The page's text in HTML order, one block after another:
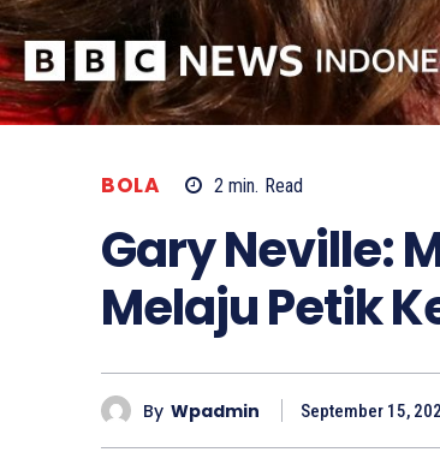
BOLA 2 min. Read
Gary Neville:
Melaju Petik
By Wpadmin September 15,